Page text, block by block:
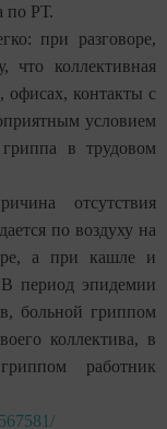
по РТ.
при разговоре,
коллективная
офисах, контакты с
условием
в трудовом
отсутствия
по воздуху на
а при кашле и
период эпидемии
больной гриппом
коллектива, в
работник